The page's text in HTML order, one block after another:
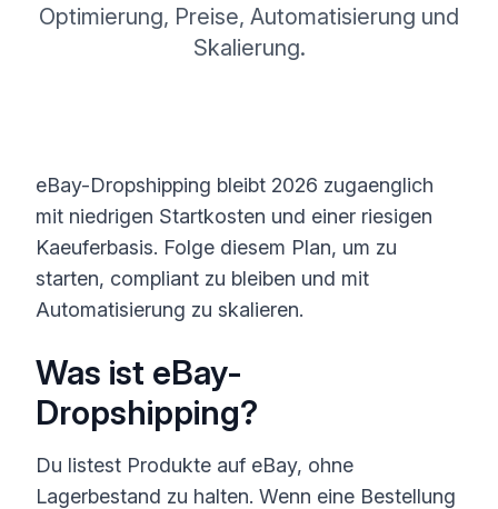
Optimierung, Preise, Automatisierung und
Skalierung.
eBay-Dropshipping bleibt 2026 zugaenglich
mit niedrigen Startkosten und einer riesigen
Kaeuferbasis. Folge diesem Plan, um zu
starten, compliant zu bleiben und mit
Automatisierung zu skalieren.
Was ist eBay-
Dropshipping?
Du listest Produkte auf eBay, ohne
Lagerbestand zu halten. Wenn eine Bestellung